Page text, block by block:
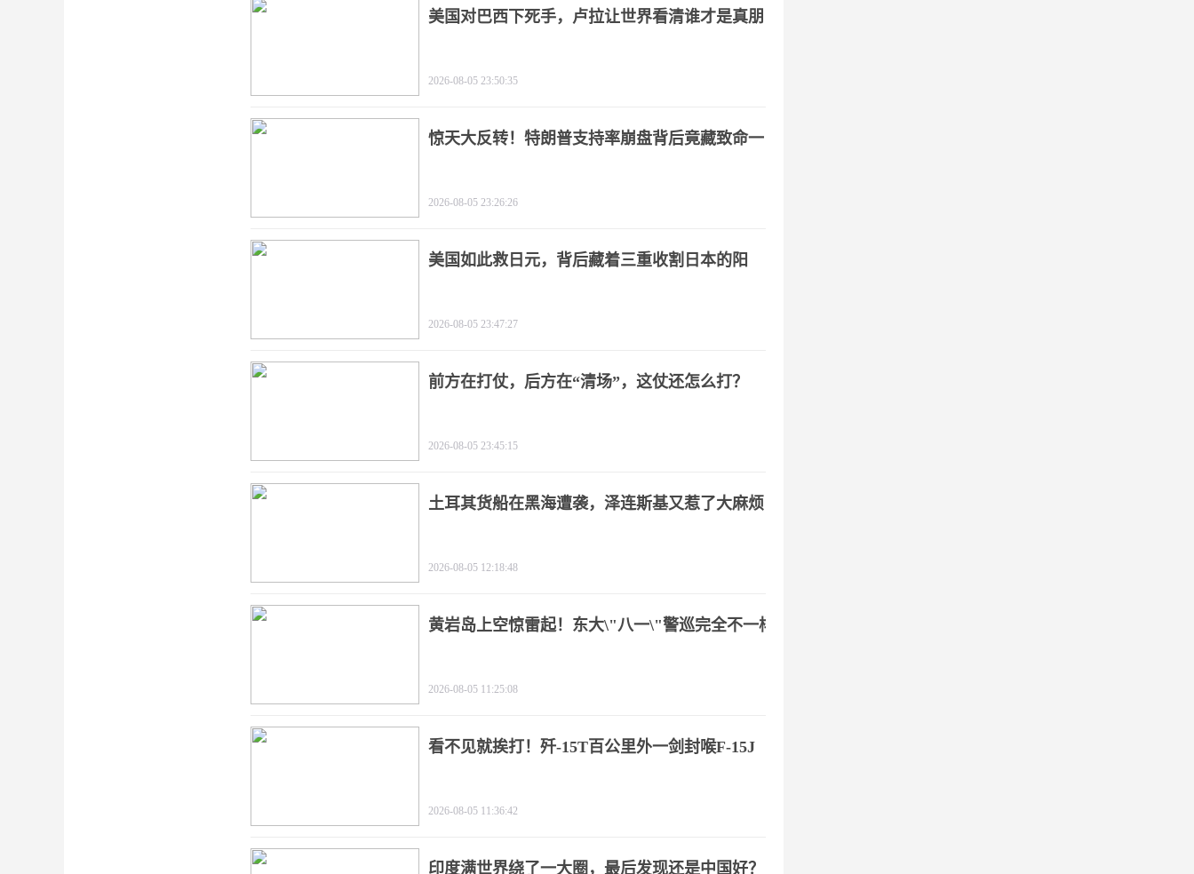
美国对巴西下死手，卢拉让世界看清谁才是真朋
2026-08-05 23:50:35
惊天大反转！特朗普支持率崩盘背后竟藏致命一
2026-08-05 23:26:26
美国如此救日元，背后藏着三重收割日本的阳
2026-08-05 23:47:27
前方在打仗，后方在“清场”，这仗还怎么打？
2026-08-05 23:45:15
土耳其货船在黑海遭袭，泽连斯基又惹了大麻烦
2026-08-05 12:18:48
黄岩岛上空惊雷起！东大\"八一\"警巡完全不一样
2026-08-05 11:25:08
看不见就挨打！歼-15T百公里外一剑封喉F-15J
2026-08-05 11:36:42
印度满世界绕了一大圈，最后发现还是中国好？